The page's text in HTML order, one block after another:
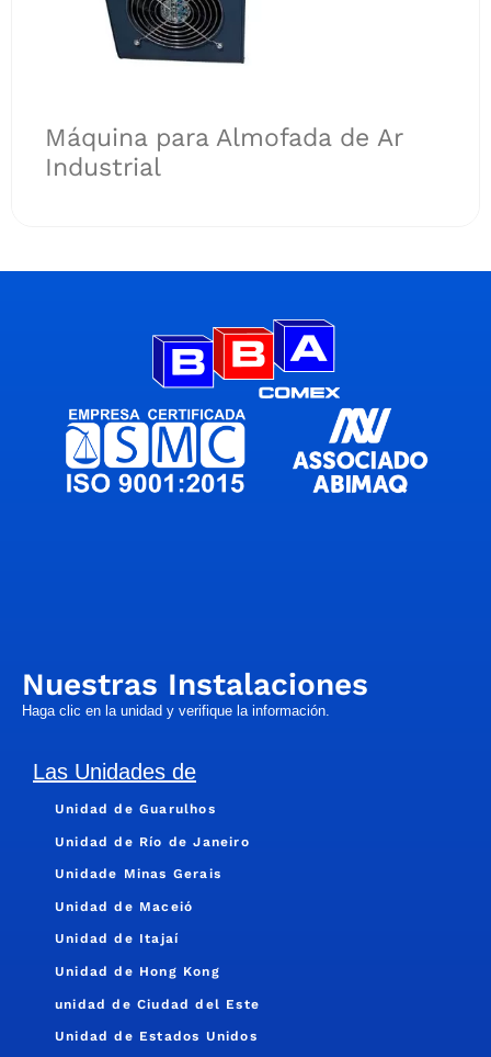
Máquina para Almofada de Ar
Industrial
Nuestras Instalaciones
Haga clic en la unidad y verifique la información.
Las Unidades de
Unidad de Guarulhos
Unidad de Río de Janeiro
Unidade Minas Gerais
Unidad de Maceió
Unidad de Itajaí
Unidad de Hong Kong
unidad de Ciudad del Este
Unidad de Estados Unidos